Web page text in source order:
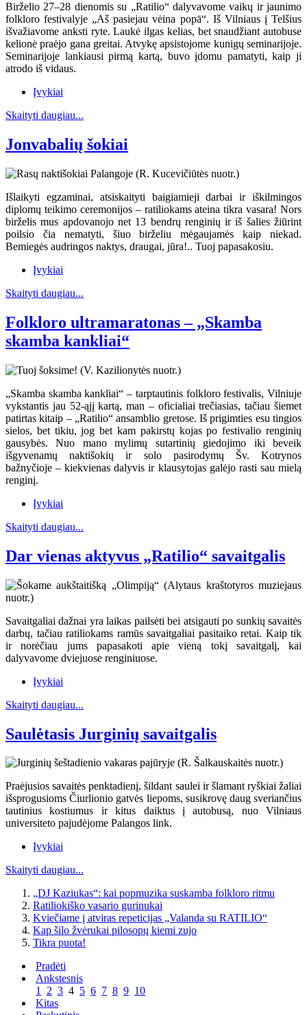
Birželio 27–28 dienomis su „Ratilio“ dalyvavome vaikų ir jaunimo
folkloro festivalyje „Aš pasiejau vėina popā“. Iš Vilniaus į Telšius
išvažiavome anksti ryte. Laukė ilgas kelias, bet snaudžiant autobuse
kelionė praėjo gana greitai. Atvykę apsistojome kunigų seminarijoje.
Seminarijoje lankiausi pirmą kartą, buvo įdomu pamatyti, kaip ji
atrodo iš vidaus.
Įvykiai
Skaityti daugiau...
Jonvabalių šokiai
Išlaikyti egzaminai, atsiskaityti baigiamieji darbai ir iškilmingos
diplomų teikimo ceremonijos – ratiliokams ateina tikra vasara! Nors
birželis mus apdovanojo net 13 bendrų renginių ir iš šalies žiūrint
poilsio čia nematyti, šiuo birželiu mėgaujamės kaip niekad.
Bemiegės audringos naktys, draugai, jūra!.. Tuoj papasakosiu.
Įvykiai
Skaityti daugiau...
Folkloro ultramaratonas – „Skamba
skamba kankliai“
„Skamba skamba kankliai“ – tarptautinis folkloro festivalis, Vilniuje
vykstantis jau 52-ąjį kartą, man – oficialiai trečiasias, tačiau šiemet
patirtas kitaip – „Ratilio“ ansamblio gretose. Iš prigimties esu tingios
sielos, bet tikiu, jog bet kam pakirstų kojas po festivalio renginių
gausybės. Nuo mano mylimų sutartinių giedojimo iki beveik
išgyvenamų naktišokių ir solo pasirodymų Šv. Kotrynos
bažnyčioje – kiekvienas dalyvis ir klausytojas galėjo rasti sau mielą
renginį.
Įvykiai
Skaityti daugiau...
Dar vienas aktyvus „Ratilio“ savaitgalis
Savaitgaliai dažnai yra laikas pailsėti bei atsigauti po sunkių savaitės
darbų, tačiau ratiliokams ramūs savaitgaliai pasitaiko retai. Kaip tik
ir norėčiau jums papasakoti apie vieną tokį savaitgalį, kai
dalyvavome dviejuose renginiuose.
Įvykiai
Skaityti daugiau...
Saulėtasis Jurginių savaitgalis
Praėjusios savaitės penktadienį, šildant saulei ir šlamant ryškiai žaliai
išsprogusioms Čiurlionio gatvės liepoms, susikrovę daug sveriančius
tautinius kostiumus ir kitus daiktus į autobusą, nuo Vilniaus
universiteto pajudėjome Palangos link.
Įvykiai
Skaityti daugiau...
„DJ Kaziukas“: kai popmuzika suskamba folkloro ritmu
Ratiliokiško vasario gurinukai
Kviečiame į atviras repeticijas „Valanda su RATILIO“
Kap šilo žvėrukai pilosopų kiemi zujo
Tikra puota!
Pradėti
Ankstesnis
1 2 3 4 5 6 7 8 9 10
Kitas